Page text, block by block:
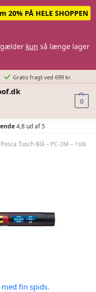
20% PÅ HELE SHOPPEN
gælder kun så længe lager
Gratis fragt ved 699 kr.
0
4,8 ud af 5
Posca Tusch Blå – PC-3M – 1stk